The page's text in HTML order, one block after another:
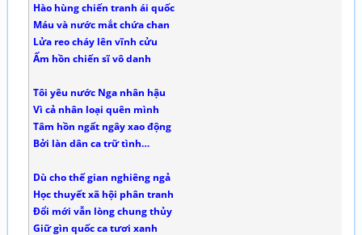
Hào hùng chiến tranh ái quốc
Máu và nước mắt chứa chan
Lửa reo cháy lên vĩnh cửu
Ấm hồn chiến sĩ vô danh
Tôi yêu nước Nga nhân hậu
Vì cả nhân loại quên mình
Tâm hồn ngất ngây xao động
Bởi làn dân ca trữ tình…
Dù cho thế gian nghiêng ngả
Học thuyết xã hội phân tranh
Đổi mới vẫn lòng chung thủy
Giữ gìn quốc ca tươi xanh